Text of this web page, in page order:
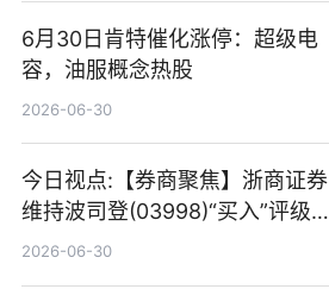
6月30日肯特催化涨停：超级电
容，油服概念热股
2026-06-30
今日视点:【券商聚焦】浙商证券
维持波司登(03998)“买入”评级
指其业绩高质量稳增长
2026-06-30